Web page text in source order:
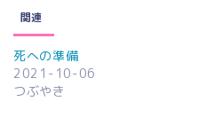
関連
死への準備
2021-10-06
つぶやき